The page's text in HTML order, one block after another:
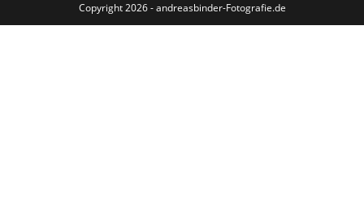
Copyright 2026 - andreasbinder-Fotografie.de